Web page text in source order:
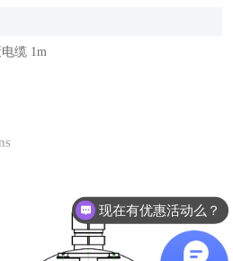
缆 1m
现在有优惠活动么？